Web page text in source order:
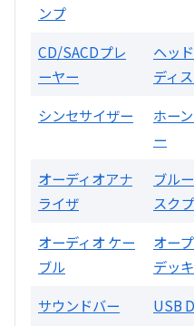
2024年12月更新 オ
A3300 真
ンプ
CD/SACDプレ
ーヤー
ヘッ
ディ
シンセサイザー
ホー
ー
オーディオアナ
ライザ
ブル
スク
オーディオ ケー
ブル
オー
デッキ
サウンドバー USB